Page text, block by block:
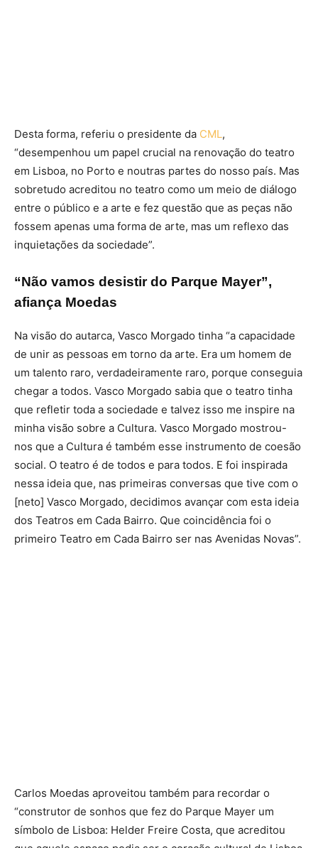
Desta forma, referiu o presidente da CML,
“desempenhou um papel crucial na renovação do teatro
em Lisboa, no Porto e noutras partes do nosso país. Mas
sobretudo acreditou no teatro como um meio de diálogo
entre o público e a arte e fez questão que as peças não
fossem apenas uma forma de arte, mas um reflexo das
inquietações da sociedade”.
“Não vamos desistir do Parque Mayer”,
afiança Moedas
Na visão do autarca, Vasco Morgado tinha “a capacidade
de unir as pessoas em torno da arte. Era um homem de
um talento raro, verdadeiramente raro, porque conseguia
chegar a todos. Vasco Morgado sabia que o teatro tinha
que refletir toda a sociedade e talvez isso me inspire na
minha visão sobre a Cultura. Vasco Morgado mostrou-
nos que a Cultura é também esse instrumento de coesão
social. O teatro é de todos e para todos. E foi inspirada
nessa ideia que, nas primeiras conversas que tive com o
[neto] Vasco Morgado, decidimos avançar com esta ideia
dos Teatros em Cada Bairro. Que coincidência foi o
primeiro Teatro em Cada Bairro ser nas Avenidas Novas”.
Carlos Moedas aproveitou também para recordar o
“construtor de sonhos que fez do Parque Mayer um
símbolo de Lisboa: Helder Freire Costa, que acreditou